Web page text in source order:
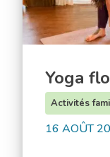
Yoga
Activités
16 AOÛT